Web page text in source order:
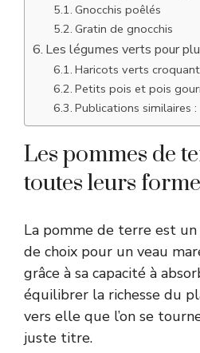
Gnocchis poêlés
Gratin de gnocchis
Les légumes verts pour
Haricots verts
Petits pois et pois
Publications similaires :
Les pommes de
toutes leurs
La pomme de terre est
de choix pour un veau
grâce à sa capacité à
équilibrer la richesse du
vers elle que l’on se
juste titre.